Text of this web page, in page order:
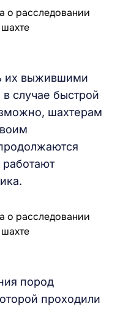
их выжившими
случае быстрой
шахтерам
пород
проходили